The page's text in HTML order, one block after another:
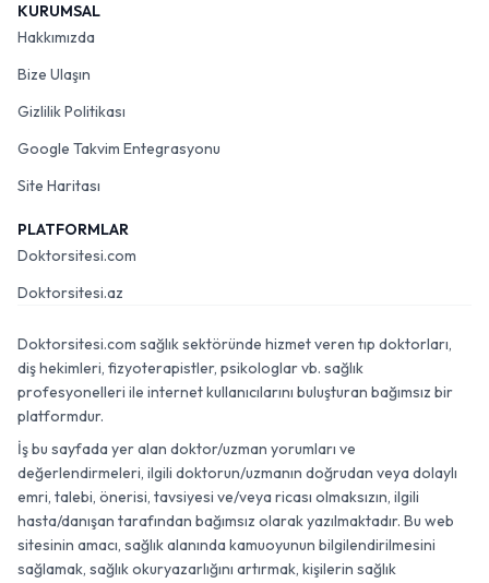
KURUMSAL
Hakkımızda
Bize Ulaşın
Gizlilik Politikası
Google Takvim Entegrasyonu
Site Haritası
PLATFORMLAR
Doktorsitesi.com
Doktorsitesi.az
Doktorsitesi.com sağlık sektöründe hizmet veren tıp doktorları,
diş hekimleri, fizyoterapistler, psikologlar vb. sağlık
profesyonelleri ile internet kullanıcılarını buluşturan bağımsız bir
platformdur.
İş bu sayfada yer alan doktor/uzman yorumları ve
değerlendirmeleri, ilgili doktorun/uzmanın doğrudan veya dolaylı
emri, talebi, önerisi, tavsiyesi ve/veya ricası olmaksızın, ilgili
hasta/danışan tarafından bağımsız olarak yazılmaktadır. Bu web
sitesinin amacı, sağlık alanında kamuoyunun bilgilendirilmesini
sağlamak, sağlık okuryazarlığını artırmak, kişilerin sağlık